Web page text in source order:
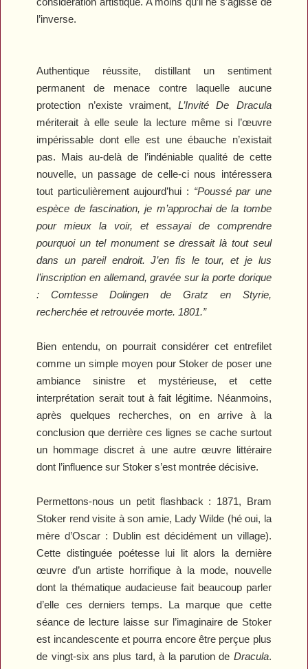
l’inverse.
Authentique réussite, distillant un sentiment
permanent de menace contre laquelle aucune
protection n’existe vraiment,L’Invité De Dracula
mériterait à elle seule la lecture même si l’œuvre
impérissable dont elle est une ébauche n’existait
pas. Mais au-delà de l’indéniable qualité de cette
nouvelle, un passage de celle-ci nous intéressera
tout particulièrement aujourd’hui : “Poussé par une
espèce de fascination, je m’approchai de la tombe
pour mieux la voir, et essayai de comprendre
pourquoi un tel monument se dressait là tout seul
dans un pareil endroit. J’en fis le tour, et je lus
l’inscription en allemand, gravée sur la porte dorique
: Comtesse Dolingen de Gratz en Styrie,
recherchée et retrouvée morte. 1801.”
Bien entendu, on pourrait considérer cet entrefilet
comme un simple moyen pour Stoker de poser une
ambiance sinistre et mystérieuse, et cette
interprétation serait tout à fait légitime. Néanmoins,
après quelques recherches, on en arrive à la
conclusion que derrière ces lignes se cache surtout
un hommage discret à une autre œuvre littéraire
dont l’influence sur Stoker s’est montrée décisive.
Permettons-nous un petit flashback : 1871, Bram
Stoker rend visite à son amie, Lady Wilde (hé oui, la
mère d’Oscar : Dublin est décidément un village).
Cette distinguée poétesse lui lit alors la dernière
œuvre d’un artiste horrifique à la mode, nouvelle
dont la thématique audacieuse fait beaucoup parler
d’elle ces derniers temps. La marque que cette
séance de lecture laisse sur l’imaginaire de Stoker
est incandescente et pourra encore être perçue plus
de vingt-six ans plus tard, à la parution de Dracula.